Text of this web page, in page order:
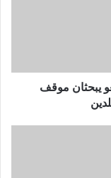
يبحثان موقف